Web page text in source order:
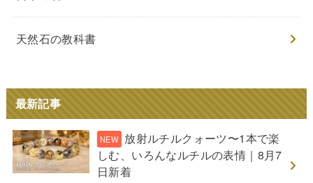
天然石の教科書
最新記事
放射ルチルクォーツ〜1本で楽
しむ、いろんなルチルの表情｜8月7
日新着